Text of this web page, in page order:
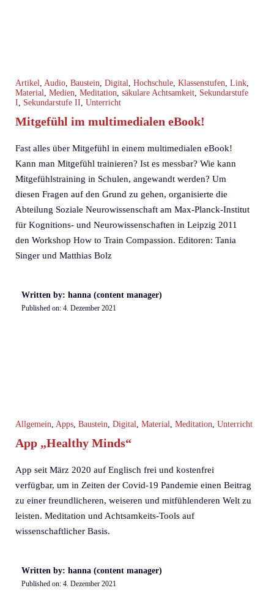
Artikel Audio Baustein Digital Hochschule Klassenstufen Link
Material Medien Meditation säkulare Achtsamkeit Sekundarstufe
I
Sekundarstufe II Unterricht
Mitgefühl im multimedialen eBook!
Fast alles über Mitgefühl in einem multimedialen eBook!
Kann man Mitgefühl trainieren? Ist es messbar? Wie kann
Mitgefühlstraining in Schulen, angewandt werden? Um
diesen Fragen auf den Grund zu gehen, organisierte die
Abteilung Soziale Neurowissenschaft am Max-Planck-Institut
für Kognitions- und Neurowissenschaften in Leipzig 2011
den Workshop How to Train Compassion. Editoren: Tania
Singer und Matthias Bolz
Written by: hanna (content manager)
Published on: 4. Dezember 2021
Allgemein Apps Baustein Digital Material Meditation Unterricht
App „Healthy Minds“
App seit März 2020 auf Englisch frei und kostenfrei
verfügbar, um in Zeiten der Covid-19 Pandemie einen Beitrag
zu einer freundlicheren, weiseren und mitfühlenderen Welt zu
leisten. Meditation und Achtsamkeits-Tools auf
wissenschaftlicher Basis.
Written by: hanna (content manager)
Published on: 4. Dezember 2021